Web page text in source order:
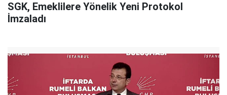
SGK, Emeklilere Yönelik Yeni Protokol
İmzaladı